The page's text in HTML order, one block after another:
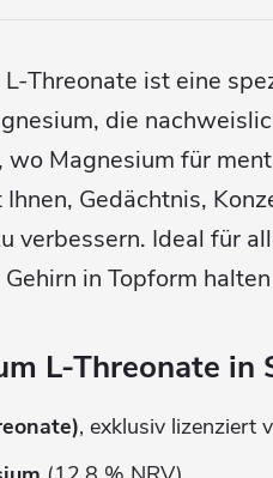
Threonate ist eine
die
Magnesium für
Gedächtnis,
verbessern. Ideal für
in Topform
L-Threonate in
, exklusiv lizenziert